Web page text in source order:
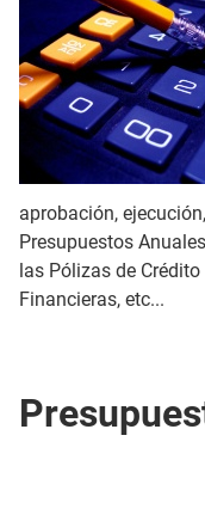
aprobación,
Presupuestos
las Pólizas de
Financieras, etc...